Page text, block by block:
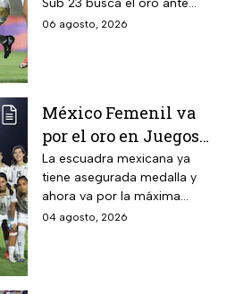
Gran Final EN VIVO
Sub 23 busca el oro ante
Colombia en los Juegos
06 agosto, 2026
México Femenil va
por el oro en Juegos
Centroamericanos; ya
conoce a su rival
La escuadra mexicana ya
tiene asegurada medalla y
ahora va por la máxima
presea en los Juegos
04 agosto, 2026